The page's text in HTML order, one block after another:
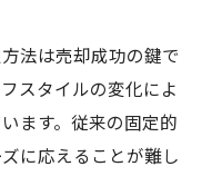
法は売却成功の鍵で
スタイルの変化によ
ます。従来の固定的
に応えることが難し